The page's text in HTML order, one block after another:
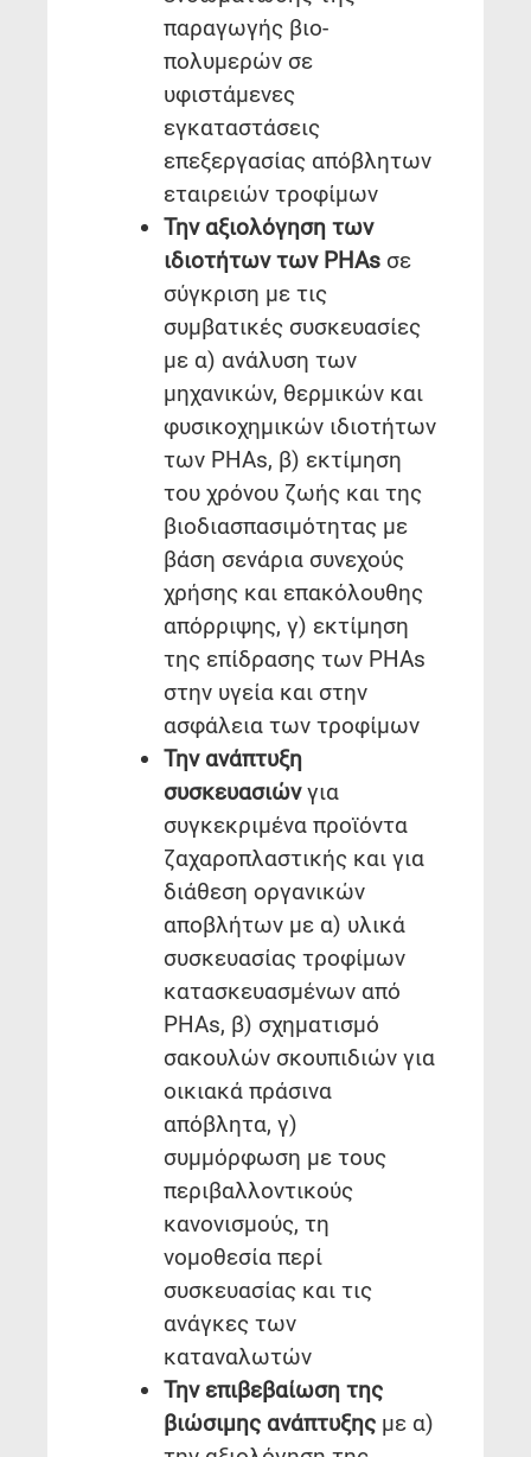
παραγωγής βιο-
πολυμερών σε
υφιστάμενες
εγκαταστάσεις
επεξεργασίας απόβλητων
εταιρειών τροφίμων
Την αξιολόγηση των
ιδιοτήτων των PHAsσε
σύγκριση με τις
συμβατικές συσκευασίες
με α) ανάλυση των
μηχανικών, θερμικών και
φυσικοχημικών ιδιοτήτων
των PHAs, β) εκτίμηση
του χρόνου ζωής και της
βιοδιασπασιμότητας με
βάση σενάρια συνεχούς
χρήσης και επακόλουθης
απόρριψης, γ) εκτίμηση
της επίδρασης των PHAs
στην υγεία και στην
ασφάλεια των τροφίμων
Την ανάπτυξη
συσκευασιώνγια
συγκεκριμένα προϊόντα
ζαχαροπλαστικής και για
διάθεση οργανικών
αποβλήτων με α) υλικά
συσκευασίας τροφίμων
κατασκευασμένων από
PHAs, β) σχηματισμό
σακουλών σκουπιδιών για
οικιακά πράσινα
απόβλητα, γ)
συμμόρφωση με τους
περιβαλλοντικούς
κανονισμούς, τη
νομοθεσία περί
συσκευασίας και τις
ανάγκες των
καταναλωτών
Την επιβεβαίωση της
βιώσιμης ανάπτυξηςμε α)